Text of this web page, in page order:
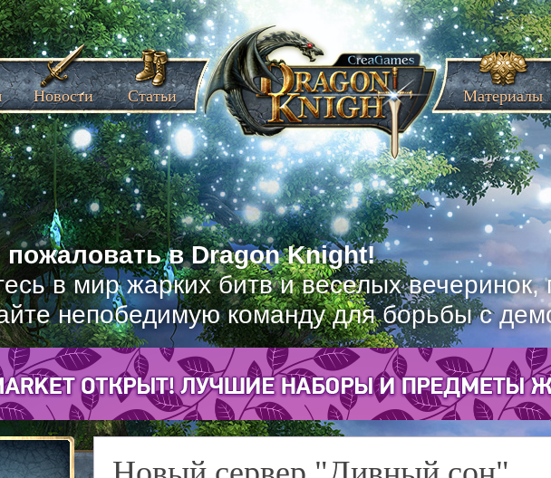
в Dragon Knight!
в мир жарких битв и веселых вечеринок,
непобедимую команду для борьбы с
Новости Статьи Материалы